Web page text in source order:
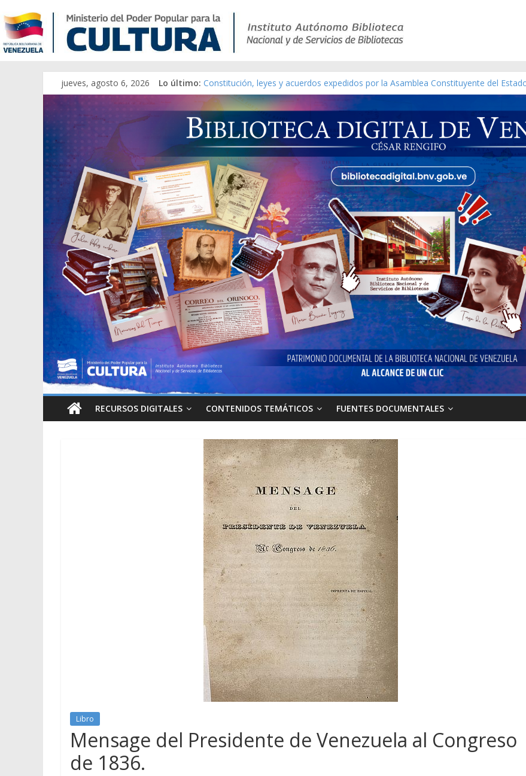
jueves, agosto 6, 2026 Lo último: Constitución, leyes y acuerdos expedidos por la Asamblea Constituyente del
Una Parálisis [material gráfico]
Modesta Bor Sánchez [material gráfico]
Gaceta Oficial de la República de Venezuela año CXXXIII Mes V, Caracas 09 de
Catálogo temático de obras de Modesta Bor
RECURSOS DIGITALES CONTENIDOS TEMÁTICOS FUENTES DOCUMENTALES
Libro
Mensage del Presidente de Venezuela al Congreso
de 1836.